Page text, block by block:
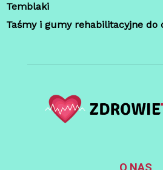
Temblaki
Taśmy i gumy rehabilitacyjne do